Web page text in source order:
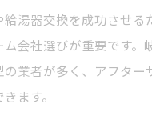
湯器交換を成功させる
会社選びが重要です。
業者が多く、アフター
ます。